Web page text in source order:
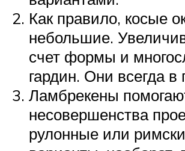
Как правило, косые
небольшие.
счет формы и
гардин. Они всегда в
Ламбрекены
несовершенства
рулонные или